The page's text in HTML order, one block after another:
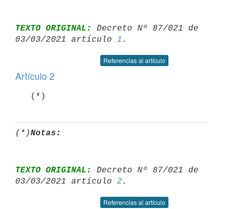
TEXTO ORIGINAL:
Decreto Nº 87/021 de
03/03/2021 artículo 1
Referencias al artículo
Artículo 2
   (*)
(*)Notas:
TEXTO ORIGINAL:
Decreto Nº 87/021 de
03/03/2021 artículo 2
Referencias al artículo